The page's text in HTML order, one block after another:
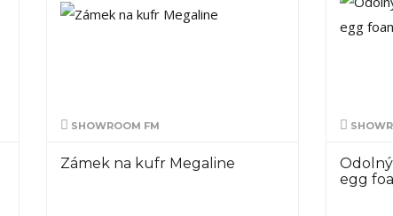
SHOWROOM FM
Zámek na kufr Megaline
egg